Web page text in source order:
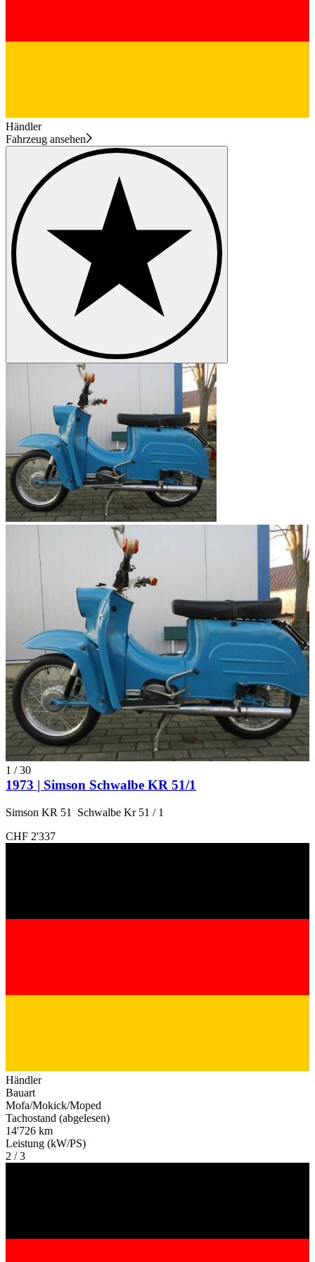
Händler
Fahrzeug ansehen
1 /30
1973 | Simson Schwalbe KR 51/1
Simson KR 51 Schwalbe Kr 51 / 1
CHF 2'337
Händler
Bauart
Mofa/Mokick/Moped
Tachostand (abgelesen)
14'726 km
Leistung (kW/PS)
2 / 3